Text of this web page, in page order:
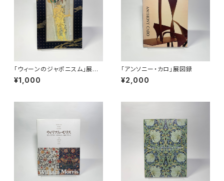
「ウィーンのジャポニスム」展図
録
¥1,000
「アンソニー・カロ」展図録
¥2,000